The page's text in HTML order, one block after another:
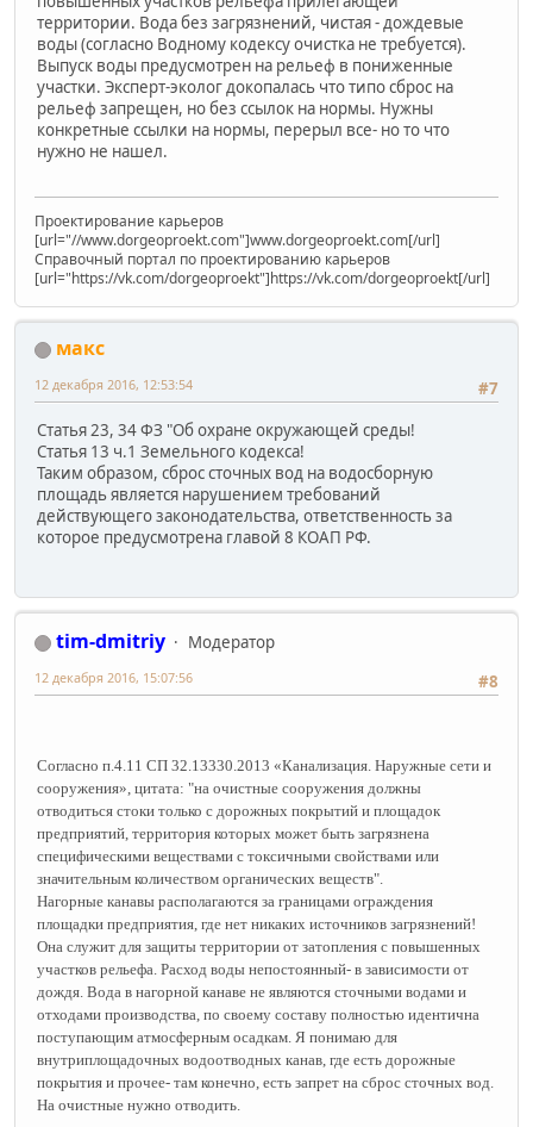
территории. Вода без загрязнений, чистая - дождевые
воды (согласно Водному кодексу очистка не требуется).
Выпуск воды предусмотрен на рельеф в пониженные
участки. Эксперт-эколог докопалась что типо сброс на
рельеф запрещен, но без ссылок на нормы. Нужны
конкретные ссылки на нормы, перерыл все- но то что
нужно не нашел.
Проектирование карьеров
[url="//www.dorgeoproekt.com"]www.dorgeoproekt.com[/url]
Справочный портал по проектированию карьеров
[url="https://vk.com/dorgeoproekt"]https://vk.com/dorgeoproekt[/url]
макс
#7
12 декабря 2016, 12:53:54
Статья 23, 34 ФЗ "Об охране окружающей среды!
Статья 13 ч.1 Земельного кодекса!
Таким образом, сброс сточных вод на водосборную
площадь является нарушением требований
действующего законодательства, ответственность за
которое предусмотрена главой 8 КОАП РФ.
tim-dmitriy
Модератор
#8
12 декабря 2016, 15:07:56
Cогласно п.4.11 СП 32.13330.2013 «Канализация. Наружные сети и
сооружения», цитата: "на очистные сооружения должны
отводиться стоки только с дорожных покрытий и площадок
предприятий, территория которых может быть загрязнена
специфическими веществами с токсичными свойствами или
значительным количеством органических веществ".
Нагорные канавы располагаются за границами ограждения
площадки предприятия, где нет никаких источников загрязнений!
Она служит для защиты территории от затопления с повышенных
участков рельефа. Расход воды непостоянный- в зависимости от
дождя. Вода в нагорной канаве не являются сточными водами и
отходами производства, по своему составу полностью идентична
поступающим атмосферным осадкам. Я понимаю для
внутриплощадочных водоотводных канав, где есть дорожные
покрытия и прочее- там конечно, есть запрет на сброс сточных вод.
На очистные нужно отводить.